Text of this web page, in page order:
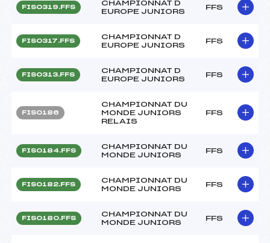
FIS0319.FFS
CHAMPIONNAT D
EUROPE JUNIORS
FFS
FIS0317.FFS
CHAMPIONNAT D
EUROPE JUNIORS
FFS
FIS0313.FFS
CHAMPIONNAT D
EUROPE JUNIORS
FFS
FIS0186
CHAMPIONNAT DU
MONDE JUNIORS
RELAIS
FFS
FIS0184.FFS
CHAMPIONNAT DU
MONDE JUNIORS
FFS
FIS0182.FFS
CHAMPIONNAT DU
MONDE JUNIORS
FFS
FIS0180.FFS
CHAMPIONNAT DU
MONDE JUNIORS
FFS